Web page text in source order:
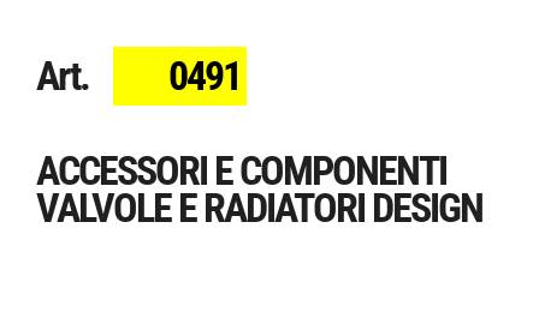
Art. 0491
ACCESSORI E COMPONENTI
VALVOLE E RADIATORI DESIGN